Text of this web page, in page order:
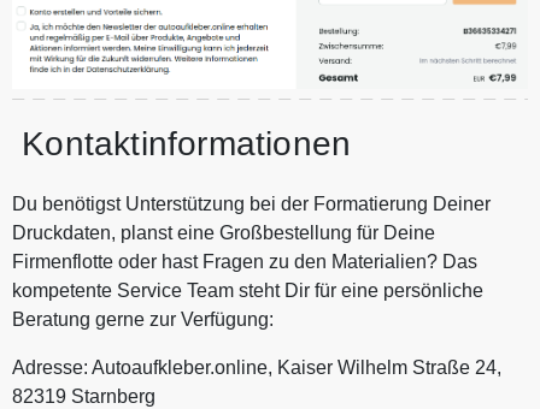
Kontaktinformationen
Du benötigst Unterstützung bei der Formatierung Deiner
Druckdaten, planst eine Großbestellung für Deine
Firmenflotte oder hast Fragen zu den Materialien? Das
kompetente Service Team steht Dir für eine persönliche
Beratung gerne zur Verfügung:
Adresse: Autoaufkleber.online, Kaiser Wilhelm Straße 24,
82319 Starnberg